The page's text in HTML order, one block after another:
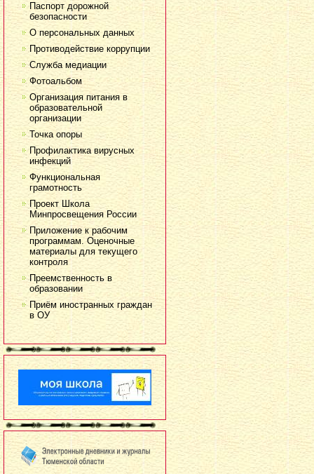
Паспорт дорожной
безопасности
О персональных данных
Противодействие коррупции
Служба медиации
Фотоальбом
Организация питания в
образовательной
организации
Точка опоры
Профилактика вирусных
инфекций
Функциональная
грамотность
Проект Школа
Минпросвещения России
Приложение к рабочим
программам. Оценочные
материалы для текущего
контроля
Преемственность в
образовании
Приём иностранных граждан
в ОУ